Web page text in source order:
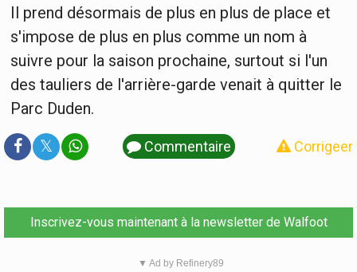
Il prend désormais de plus en plus de place et
s'impose de plus en plus comme un nom à
suivre pour la saison prochaine, surtout si l'un
des tauliers de l'arrière-garde venait à quitter le
Parc Duden.
𝕏 Commentaire Corrigeer
Inscrivez-vous maintenant à la newsletter de Walfoot
▼ Ad by Refinery89